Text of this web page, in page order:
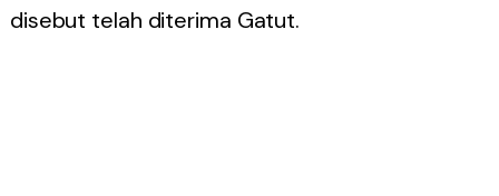
disebut telah diterima Gatut.